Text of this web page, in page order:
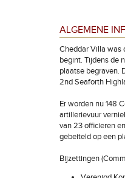
ALGEMENE
Cheddar Villa was
begint. Tijdens de
plaatse begraven.
2nd Seaforth
Er worden nu 148
artillerievuur
van 23 officieren
gebeiteld op een
Bijzettingen